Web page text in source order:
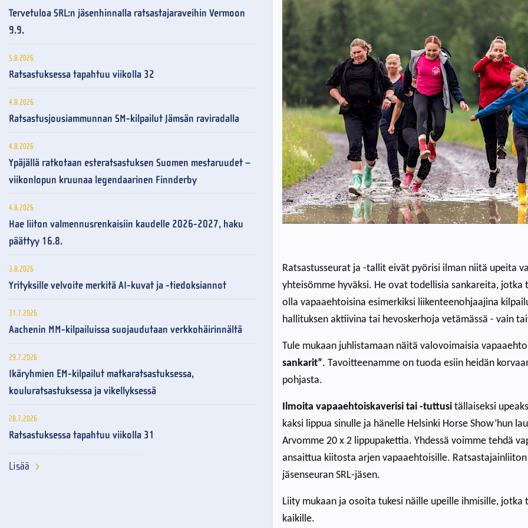
Ratsastusseurat ja -tallit eivät pyörisi ilman niitä upeita
yhteisömme hyväksi. He ovat todellisia sankareita,
olla vapaaehtoisina esimerkiksi liikenteenohjaajina
hallituksen aktiivina tai hevoskerhoja vetämässä - vain
Tule mukaan juhlistamaan näitä valovoimaisia
sankarit”. Tavoitteenamme on tuoda esiin heidän
pohjasta.
Ilmoita vapaaehtoiskaverisi tai -tuttusitällaiseksi
kaksi lippua sinulle ja hänelle Helsinki Horse Show’hun
Arvomme 20 x 2 lippupakettia. Yhdessä voimme tehdä
ansaittua kiitosta arjen vapaaehtoisille.
jäsenseuran SRL-jäsen.
Liity mukaan ja osoita tukesi näille upeille ihmisille,
kaikille.
Tervetuloa SRL:n jäsenhinnalla ratsastajaraveihin Vermoon
9.9.
5.8.2026
Ratsastuksessa tapahtuu viikolla 32
4.8.2026
Ratsastusjousiammunnan SM-kilpailut Jämsän raviradalla
4.8.2026
Ypäjällä ratkotaan esteratsastuksen Suomen mestaruudet –
viikonlopun kruunaa legendaarinen Finnderby
4.8.2026
Hae liiton valmennusrenkaisiin kaudelle 2026-2027, haku
päättyy 16.8.
3.8.2026
Yrityksille velvoite merkitä AI-kuvat ja -tiedoksiannot
31.7.2026
Aachenin MM-kilpailuissa suojaudutaan verkkohäirinnältä
29.7.2026
Ikäryhmien EM-kilpailut matkaratsastuksessa,
kouluratsastuksessa ja vikellyksessä
28.7.2026
Ratsastuksessa tapahtuu viikolla 31
Lisää